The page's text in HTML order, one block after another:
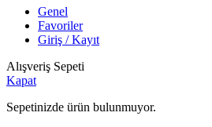
Genel
Favoriler
Giriş / Kayıt
Alışveriş Sepeti
Kapat
Sepetinizde ürün bulunmuyor.